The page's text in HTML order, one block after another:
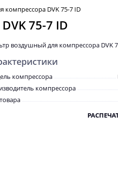
компрессора DVK 75-7 ID
75-7 ID
воздушный для компрессора DVK
компрессора
компрессора